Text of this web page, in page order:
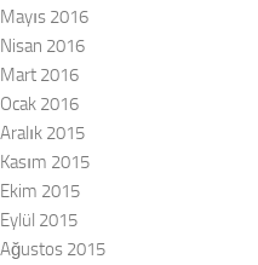
Mayıs 2016
Nisan 2016
Mart 2016
Ocak 2016
Aralık 2015
Kasım 2015
Ekim 2015
Eylül 2015
Ağustos 2015